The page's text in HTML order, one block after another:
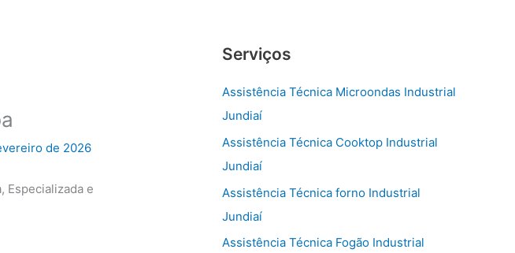
de 2026
Especializada e
Serviços
Assistência Técnica Microondas Industrial
Jundiaí
Assistência Técnica Cooktop Industrial
Jundiaí
Assistência Técnica forno Industrial
Jundiaí
Assistência Técnica Fogão Industrial